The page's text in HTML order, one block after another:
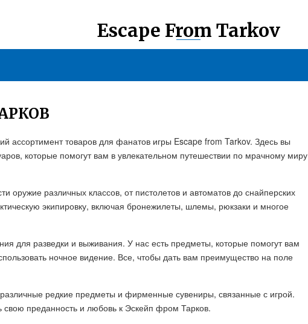
Escape From Tarkov
ассортимент товаров для фанатов игры Escape from Tarkov. Здесь вы
которые помогут вам в увлекательном путешествии по мрачному миру
оружие различных классов, от пистолетов и автоматов до снайперских
экипировку, включая бронежилеты, шлемы, рюкзаки и многое
для разведки и выживания. У нас есть предметы, которые помогут вам
ночное видение. Все, чтобы дать вам преимущество на поле
редкие предметы и фирменные сувениры, связанные с игрой.
свою преданность и любовь к Эскейп фром Тарков.